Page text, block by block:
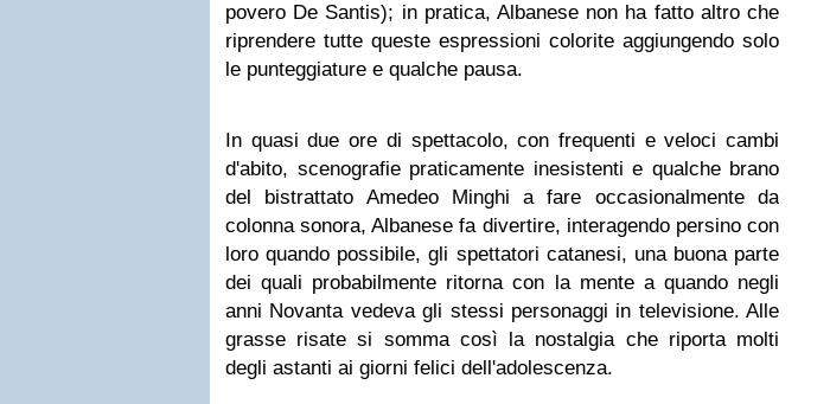
povero De Santis); in pratica, Albanese non ha fatto altro che
riprendere tutte queste espressioni colorite aggiungendo solo
le punteggiature e qualche pausa.
In quasi due ore di spettacolo, con frequenti e veloci cambi
d'abito, scenografie praticamente inesistenti e qualche brano
del bistrattato Amedeo Minghi a fare occasionalmente da
colonna sonora, Albanese fa divertire, interagendo persino con
loro quando possibile, gli spettatori catanesi, una buona parte
dei quali probabilmente ritorna con la mente a quando negli
anni Novanta vedeva gli stessi personaggi in televisione. Alle
grasse risate si somma così la nostalgia che riporta molti
degli astanti ai giorni felici dell'adolescenza.